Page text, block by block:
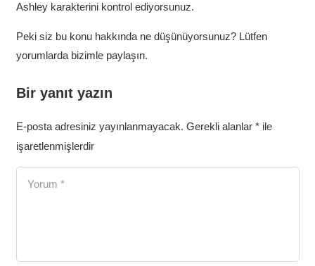
Ashley karakterini kontrol ediyorsunuz.
Peki siz bu konu hakkında ne düşünüyorsunuz? Lütfen
yorumlarda bizimle paylaşın.
Bir yanıt yazın
E-posta adresiniz yayınlanmayacak. Gerekli alanlar *ile
işaretlenmişlerdir